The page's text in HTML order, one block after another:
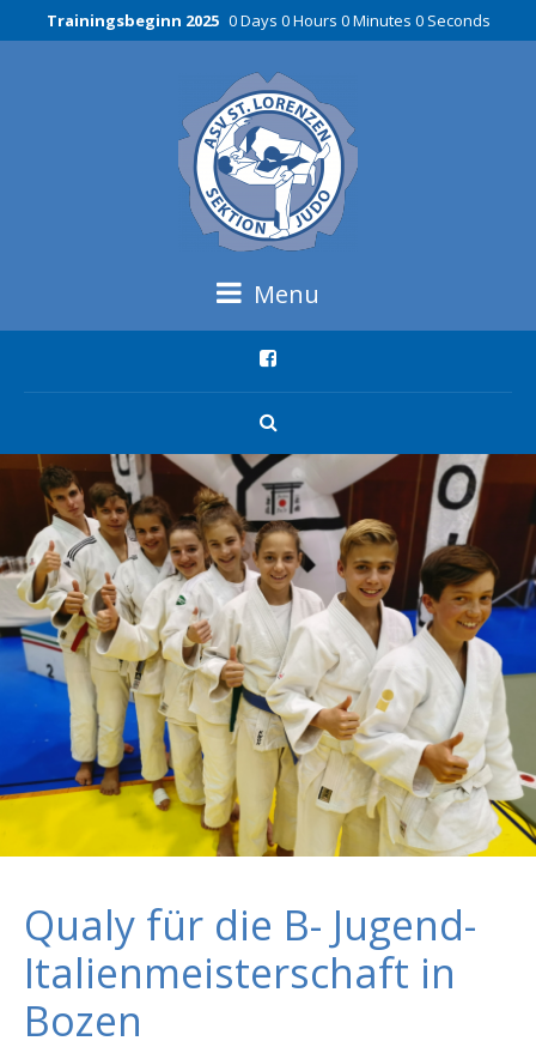
Trainingsbeginn 2025 0 Days 0 Hours 0 Minutes 0 Seconds
Menu
Qualy für die B- Jugend-
Italienmeisterschaft in
Bozen